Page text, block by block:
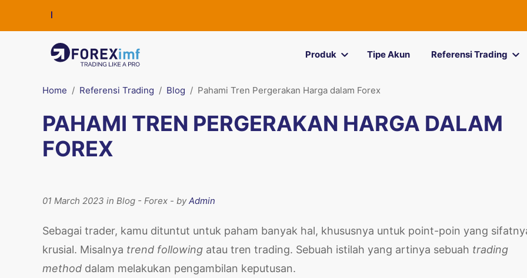
Produk Tipe Akun Referensi Trading
Home Referensi Trading Blog Pahami Tren Pergerakan Harga dalam Forex
PAHAMI TREN PERGERAKAN HARGA DALAM
FOREX
01 March 2023 in Blog - Forex - byAdmin
Sebagai trader, kamu dituntut untuk paham banyak hal, khususnya untuk point-poin yang
krusial. Misalnya trend following atau tren trading. Sebuah istilah yang artinya sebuah trading
method dalam melakukan pengambilan keputusan.